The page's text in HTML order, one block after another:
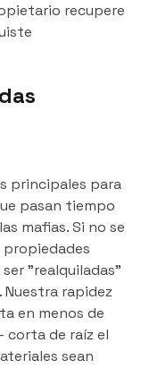
recupere
principales para
pasan tiempo
mafias. Si no se
propiedades
"realquiladas"
rapidez
en menos de
de raíz el
sean